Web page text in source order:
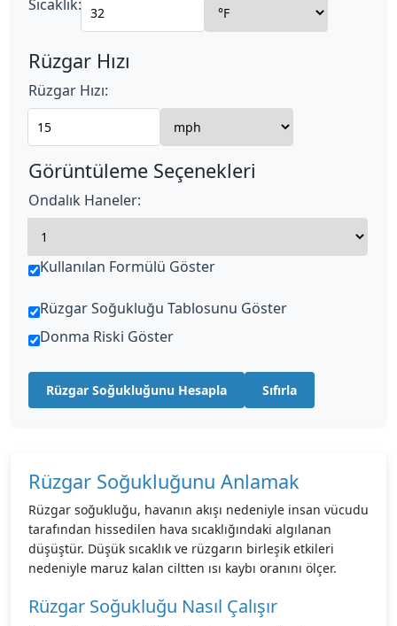
Sıcaklık:
Rüzgar Hızı
Rüzgar Hızı:
Görüntüleme Seçenekleri
Ondalık Haneler:
Kullanılan Formülü Göster
Rüzgar Soğukluğu Tablosunu Göster
Donma Riski Göster
Rüzgar Soğukluğunu Hesapla Sıfırla
Rüzgar Soğukluğunu Anlamak
Rüzgar soğukluğu, havanın akışı nedeniyle insan vücudu
tarafından hissedilen hava sıcaklığındaki algılanan
düşüştür. Düşük sıcaklık ve rüzgarın birleşik etkileri
nedeniyle maruz kalan ciltten ısı kaybı oranını ölçer.
Rüzgar Soğukluğu Nasıl Çalışır